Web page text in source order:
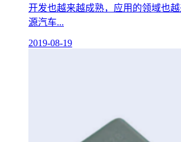
开发也越来越成熟，应用的领域也
源汽车...
2019-08-19